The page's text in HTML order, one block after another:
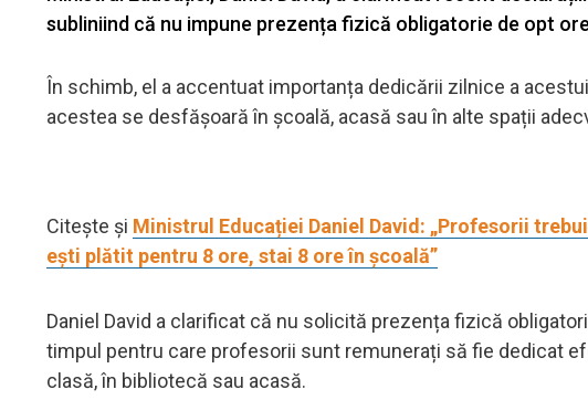
subliniind că nu impune prezența fizică obligatorie de opt
În schimb, el a accentuat importanța dedicării zilnice a
acestea se desfășoară în școală, acasă sau în alte spații
Citește și Ministrul Educației Daniel David: „Profesorii
ești plătit pentru 8 ore, stai 8 ore în școală”
Daniel David a clarificat că nu solicită prezența fizică
timpul pentru care profesorii sunt remunerați să fie dedicat
clasă, în bibliotecă sau acasă.